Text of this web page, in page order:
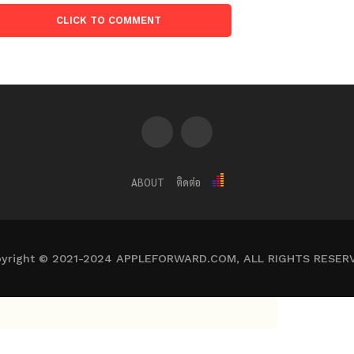
CLICK TO COMMENT
ABOUT ติดต่อ
© 2021-2024 APPLEFORWARD.COM, ALL RIGHTS